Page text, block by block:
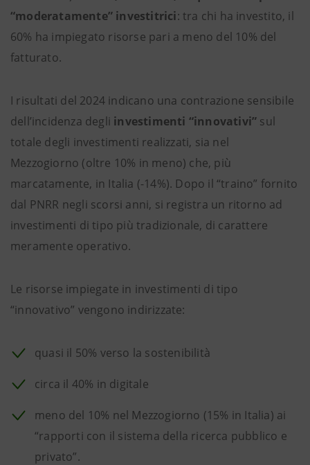
“moderatamente” investitrici: tra chi ha investito, il
60% ha impiegato risorse pari a meno del 10% del
fatturato.
I risultati del 2024 indicano una contrazione sensibile
dell’incidenza degli investimenti “innovativi” sul
totale degli investimenti realizzati, sia nel
Mezzogiorno (oltre 10% in meno) che, più
marcatamente, in Italia (-14%). Dopo il “traino” fornito
dal PNRR negli scorsi anni, si registra un ritorno ad
investimenti di tipo più tradizionale, di carattere
meramente operativo.
Le risorse impiegate in investimenti di tipo
“innovativo” vengono indirizzate:
quasi il 50% verso la sostenibilità
circa il 40% in digitale
meno del 10% nel Mezzogiorno (15% in Italia) ai
“rapporti con il sistema della ricerca pubblico e
privato”.